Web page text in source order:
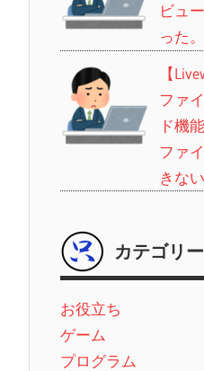
ビュ
った
【
ファ
ド機
ファ
きない
カテゴリー
お役立ち
ゲーム
プログラム